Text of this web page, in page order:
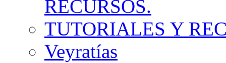
RECURSOS.
TUTORIALES Y
Veyratías